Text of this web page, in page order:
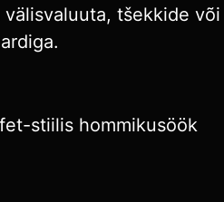
tšekkide või
stiilis hommikusöök